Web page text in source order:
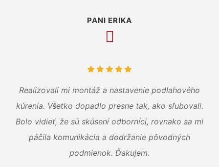
PANI ERIKA
Realizovali mi montáž a nastavenie podlahového
kúrenia. Všetko dopadlo presne tak, ako sľubovali.
Bolo vidieť, že sú skúsení odborníci, rovnako sa mi
páčila komunikácia a dodržanie pôvodných
podmienok. Ďakujem.